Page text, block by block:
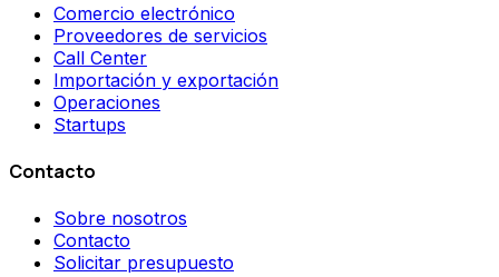
Comercio electrónico
Proveedores de servicios
Call Center
Importación y exportación
Operaciones
Startups
Contacto
Sobre nosotros
Contacto
Solicitar presupuesto